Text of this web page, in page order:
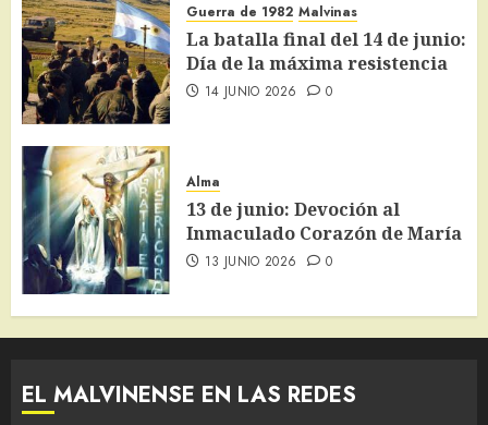
Guerra de 1982 Malvinas
La batalla final del 14 de junio:
Día de la máxima resistencia
14 JUNIO 2026 0
Alma
13 de junio: Devoción al
Inmaculado Corazón de María
13 JUNIO 2026 0
EL MALVINENSE EN LAS REDES